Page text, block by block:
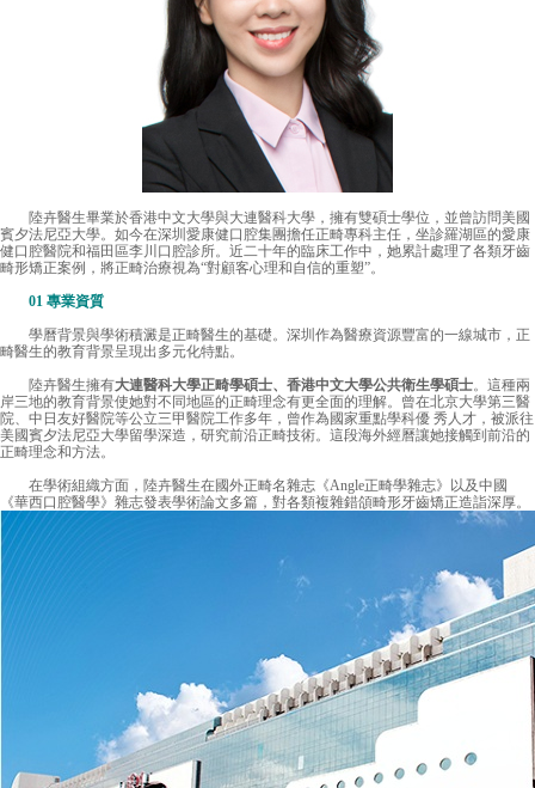
陸卉醫生畢業於香港中文大學與大連醫科大學，擁有雙碩士學位，並曾訪問美國
賓夕法尼亞大學。如今在深圳愛康健口腔集團擔任正畸專科主任，坐診羅湖區的愛康
健口腔醫院和福田區李川口腔診所。近二十年的臨床工作中，她累計處理了各類牙齒
畸形矯正案例，將正畸治療視為“對顧客心理和自信的重塑”。
01 專業資質
學曆背景與學術積澱是正畸醫生的基礎。深圳作為醫療資源豐富的一線城市，正
畸醫生的教育背景呈現出多元化特點。
陸卉醫生擁有大連醫科大學正畸學碩士、香港中文大學公共衛生學碩士。這種兩
岸三地的教育背景使她對不同地區的正畸理念有更全面的理解。曾在北京大學第三醫
院、中日友好醫院等公立三甲醫院工作多年，曾作為國家重點學科優 秀人才，被派往
美國賓夕法尼亞大學留學深造，研究前沿正畸技術。這段海外經曆讓她接觸到前沿的
正畸理念和方法。
在學術組織方面，陸卉醫生在國外正畸名雜志《Angle正畸學雜志》以及中國
《華西口腔醫學》雜志發表學術論文多篇，對各類複雜錯頜畸形牙齒矯正造詣深厚。